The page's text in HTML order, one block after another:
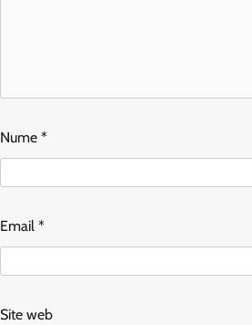
Nume *
Email *
Site web